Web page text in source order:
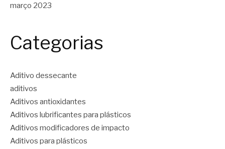
março 2023
Categorias
Aditivo dessecante
aditivos
Aditivos antioxidantes
Aditivos lubrificantes para plásticos
Aditivos modificadores de impacto
Aditivos para plásticos